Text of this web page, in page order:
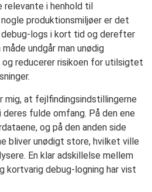
relevante i henhold til
produktionsmiljøer er det
logs i kort tid og derefter
undgår man unødig
reducerer risikoen for utilsigtet
at fejlfindingsindstillingerne
fulde omfang. På den ene
og på den anden side
bliver unødigt store, hvilket ville
En klar adskillelse mellem
kortvarig debug-logning har vist